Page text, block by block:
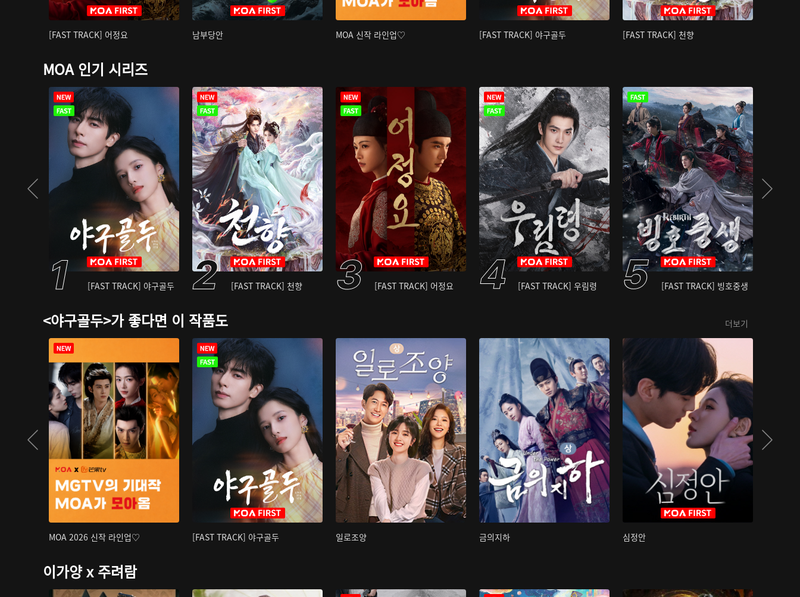
[FAST TRACK] 어정요 남부당안 MOA 신작 라인업♡ [FAST TRACK] 야구골두 [FAST TRACK] 천향
MOA 인기 시리즈
[FAST TRACK] 야구골두 [FAST TRACK] 천향 [FAST TRACK] 어정요 [FAST TRACK] 우림령 [FAST TRACK] 빙호중생
<야구골두>가 좋다면 이 작품도 더보기
MOA 2026 신작 라인업♡ [FAST TRACK] 야구골두 일로조양 금의지하 심정안
이가양 x 주려람